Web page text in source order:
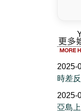
2025-
時差
2025-
亞島